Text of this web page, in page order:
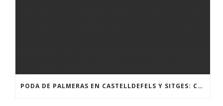
PODA DE PALMERAS EN CASTELLDEFELS Y SITGES: CUÁNDO Y CÓMO HACERLO BIEN